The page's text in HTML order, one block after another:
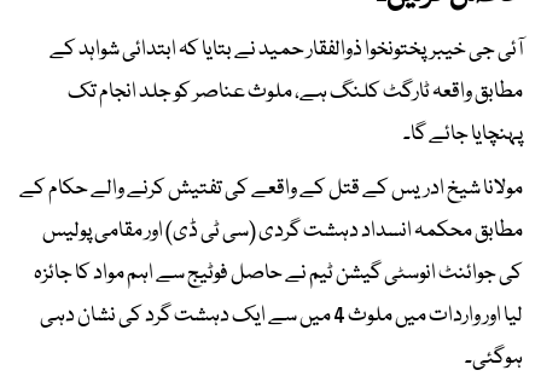
آئی جی خیبرپختونخوا ذوالفقار حمید نے بتایا کہ ابتدائی شواہد کے
مطابق واقعہ ٹارگٹ کلنگ ہے، ملوث عناصر کو جلد انجام تک
پہنچایا جائے گا۔
مولانا شیخ ادریس کے قتل کے واقعے کی تفتیش کرنے والے حکام کے
مطابق محکمہ انسداد دہشت گردی (سی ٹی ڈی) اور مقامی پولیس
کی جوائنٹ انوسٹی گیشن ٹیم نے حاصل فوٹیج سے اہم مواد کا جائزہ
لیا اور واردات میں ملوث 4 میں سے ایک دہشت گرد کی نشان دہی
ہوگئی۔